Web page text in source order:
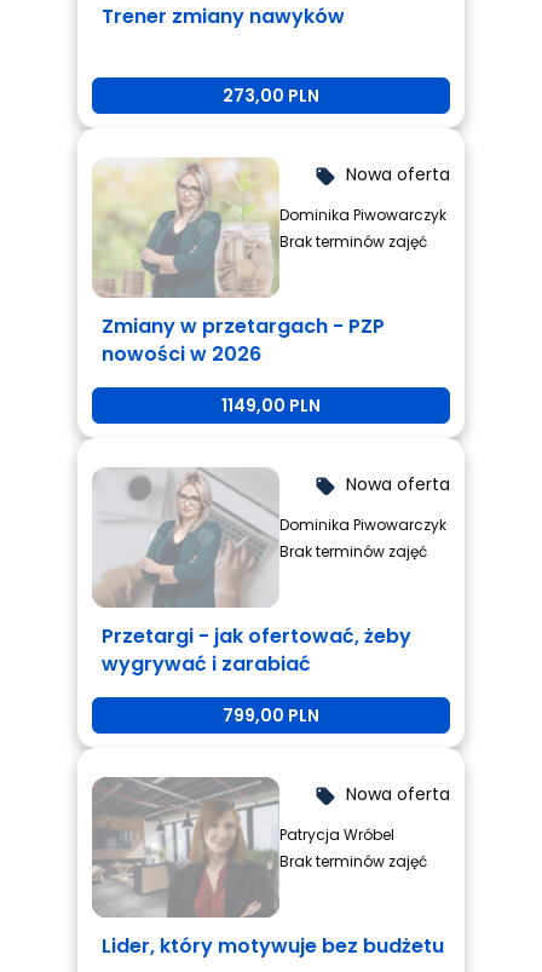
Trener zmiany nawyków
273,00 PLN
local_offer Nowa oferta
Dominika Piwowarczyk
Brak terminów zajęć
Zmiany w przetargach - PZP
nowości w 2026
1149,00 PLN
local_offer Nowa oferta
Dominika Piwowarczyk
Brak terminów zajęć
Przetargi - jak ofertować, żeby
wygrywać i zarabiać
799,00 PLN
local_offer Nowa oferta
Patrycja Wróbel
Brak terminów zajęć
Lider, który motywuje bez budżetu